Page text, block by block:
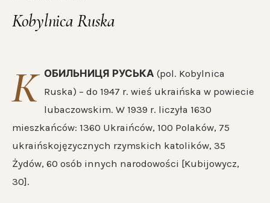
Kobylnica Ruska
К ОБИЛЬНИЦЯ РУСЬКА (pol. Kobylnica
Ruska) – do 1947 r. wieś ukraińska w powiecie
lubaczowskim. W 1939 r. liczyła 1630
mieszkańców: 1360 Ukraińców, 100 Polaków, 75
ukraińskojęzycznych rzymskich katolików, 35
Żydów, 60 osób innych narodowości [Kubijowycz,
30].